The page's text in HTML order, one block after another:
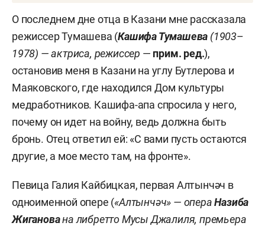
1998, его мать —
Рауза Хисматуллина
жена
Мусы Джалиля ). Окончил Саратовское
военно-инженерное училище химической
Внуки:Камил,Алик.
2) Дочь —Залилова Люция Мусаевна
Закией Садыковой). Окончила ВГИК,
кинорежиссер.
О последнем дне отца в Казани мне рассказала
режиссер Тумашева (Кашифа Тумашева (1903–
1978) — актриса, режиссер — прим. ред.),
остановив меня в Казани на углу Бутлерова и
Маяковского, где находился Дом культуры
медработников. Кашифа-апа спросила у него,
почему он идет на войну, ведь должна быть
бронь. Отец ответил ей: «С вами пусть остаются
другие, а мое место там, на фронте».
Певица Галия Кайбицкая, первая Алтынчәч в
одноименной опере («Алтынчәч» — операНазиба
Жиганована либретто Мусы Джалиля, премьера